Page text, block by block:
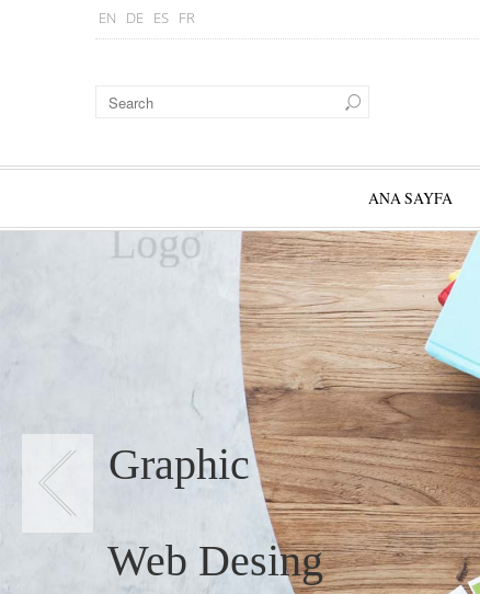
EN DE ES FR
ANA SAYFA
Graphic
Web Desing
Logo